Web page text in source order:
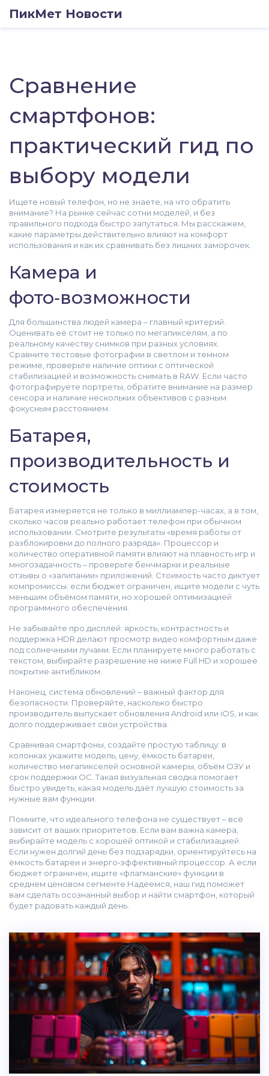
ПикМет Новости
Сравнение
смартфонов:
практический гид по
выбору модели
Ищете новый телефон, но не знаете, на что обратить
внимание? На рынке сейчас сотни моделей, и без
правильного подхода быстро запутаться. Мы расскажем,
какие параметры действительно влияют на комфорт
использования и как их сравнивать без лишних заморочек.
Камера и
фото‑возможности
Для большинства людей камера – главный критерий.
Оценивать её стоит не только по мегапикселям, а по
реальному качеству снимков при разных условиях.
Сравните тестовые фотографии в светлом и темном
режиме, проверьте наличие оптики с оптической
стабилизацией и возможность снимать в RAW. Если часто
фотографируете портреты, обратите внимание на размер
сенсора и наличие нескольких объективов с разным
фокусным расстоянием.
Батарея,
производительность и
стоимость
Батарея измеряется не только в миллиампер-часах, а в том,
сколько часов реально работает телефон при обычном
использовании. Смотрите результаты «время работы от
разблокировки до полного разряда». Процессор и
количество оперативной памяти влияют на плавность игр и
многозадачность – проверьте бенчмарки и реальные
отзывы о «залипании» приложений. Стоимость часто диктует
компромиссы: если бюджет ограничен, ищите модели с чуть
меньшим объёмом памяти, но хорошей оптимизацией
программного обеспечения.
Не забывайте про дисплей: яркость, контрастность и
поддержка HDR делают просмотр видео комфортным даже
под солнечными лучами. Если планируете много работать с
текстом, выбирайте разрешение не ниже Full HD и хорошее
покрытие антибликом.
Наконец, система обновлений – важный фактор для
безопасности. Проверяйте, насколько быстро
производитель выпускает обновления Android или iOS, и как
долго поддерживает свои устройства.
Сравнивая смартфоны, создайте простую таблицу: в
колонках укажите модель, цену, ёмкость батареи,
количество мегапикселей основной камеры, объём ОЗУ и
срок поддержки ОС. Такая визуальная сводка помогает
быстро увидеть, какая модель даёт лучшую стоимость за
нужные вам функции.
Помните, что идеального телефона не существует – всё
зависит от ваших приоритетов. Если вам важна камера,
выбирайте модель с хорошей оптикой и стабилизацией.
Если нужен долгий день без подзарядки, ориентируйтесь на
ёмкость батареи и энерго‑эффективный процессор. А если
бюджет ограничен, ищите «флагманские» функции в
среднем ценовом сегменте.Надеемся, наш гид поможет
вам сделать осознанный выбор и найти смартфон, который
будет радовать каждый день.